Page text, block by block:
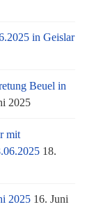
in Geislar
Beuel in
2025
mit
18.
2025 16. Juni